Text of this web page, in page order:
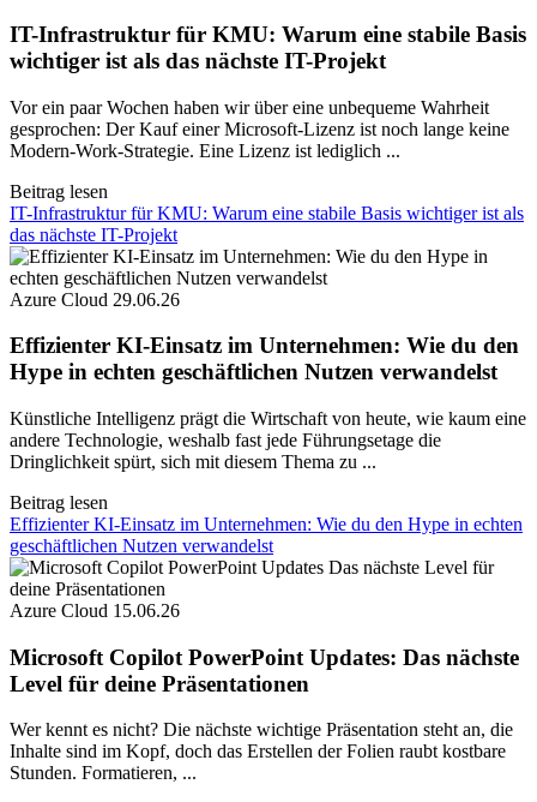
IT-Infrastruktur für KMU: Warum eine stabile Basis
wichtiger ist als das nächste IT-Projekt
Vor ein paar Wochen haben wir über eine unbequeme Wahrheit
gesprochen: Der Kauf einer Microsoft-Lizenz ist noch lange keine
Modern-Work-Strategie. Eine Lizenz ist lediglich ...
Beitrag lesen
IT-Infrastruktur für KMU: Warum eine stabile Basis wichtiger ist als
das nächste IT-Projekt
Azure Cloud 29.06.26
Effizienter KI-Einsatz im Unternehmen: Wie du den
Hype in echten geschäftlichen Nutzen verwandelst
Künstliche Intelligenz prägt die Wirtschaft von heute, wie kaum eine
andere Technologie, weshalb fast jede Führungsetage die
Dringlichkeit spürt, sich mit diesem Thema zu ...
Beitrag lesen
Effizienter KI-Einsatz im Unternehmen: Wie du den Hype in echten
geschäftlichen Nutzen verwandelst
Azure Cloud 15.06.26
Microsoft Copilot PowerPoint Updates: Das nächste
Level für deine Präsentationen
Wer kennt es nicht? Die nächste wichtige Präsentation steht an, die
Inhalte sind im Kopf, doch das Erstellen der Folien raubt kostbare
Stunden. Formatieren, ...